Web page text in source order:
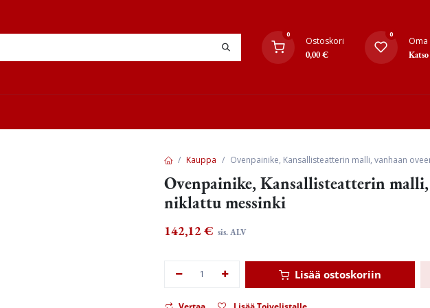
0
Ostoskori
0,00€
0
Kauppa Ovenpainike, Kansallisteatterin malli, vanhaan
Ovenpainike, Kansallisteatterin malli,
niklattu messinki
142,12€ sis. ALV
Lisää ostoskoriin